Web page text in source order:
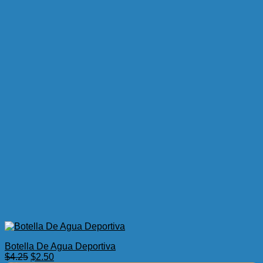
Botella De Agua Deportiva
$4.25 El
$2.50El